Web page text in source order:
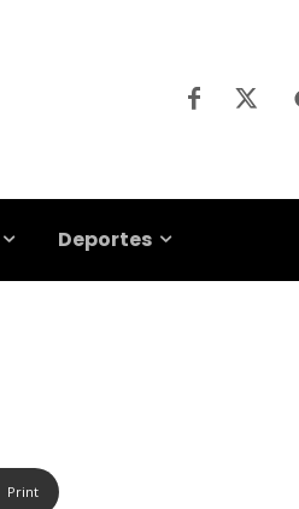
Deportes
Print